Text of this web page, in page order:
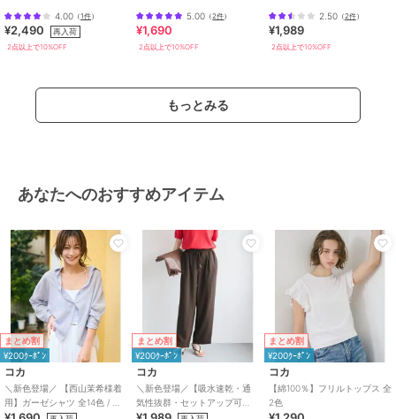
4.00 （1件）
¥2,490 再入荷
2点以上で10%OFF
5.00 （2件）
¥1,690
2点以上で10%OFF
2.50（2件）
¥1,989
2点以上で10%OFF
もっとみる
あなたへのおすすめアイテム
まとめ割
¥200ｸｰﾎﾟﾝ
コカ
＼新色登場／ 【西山茉希様着
用】ガーゼシャツ 全14色 / 冷
房対策
まとめ割
¥200ｸｰﾎﾟﾝ
コカ
＼新色登場／【吸水速乾・通
気性抜群・セットアップ可
能】シボサテンライクイージ
まとめ割
¥200ｸｰﾎﾟﾝ
コカ
【綿100％】フリルトップス 全
2色